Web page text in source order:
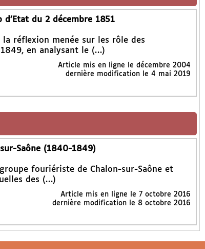
du 2 décembre 1851
réflexion menée sur les rôle des
en analysant le (…)
Article mis en ligne le décembre 2004
dernière modification le 4 mai 2019
Saône (1840-1849)
fouriériste de Chalon-sur-Saône et
des (…)
Article mis en ligne le 7 octobre 2016
dernière modification le 8 octobre 2016